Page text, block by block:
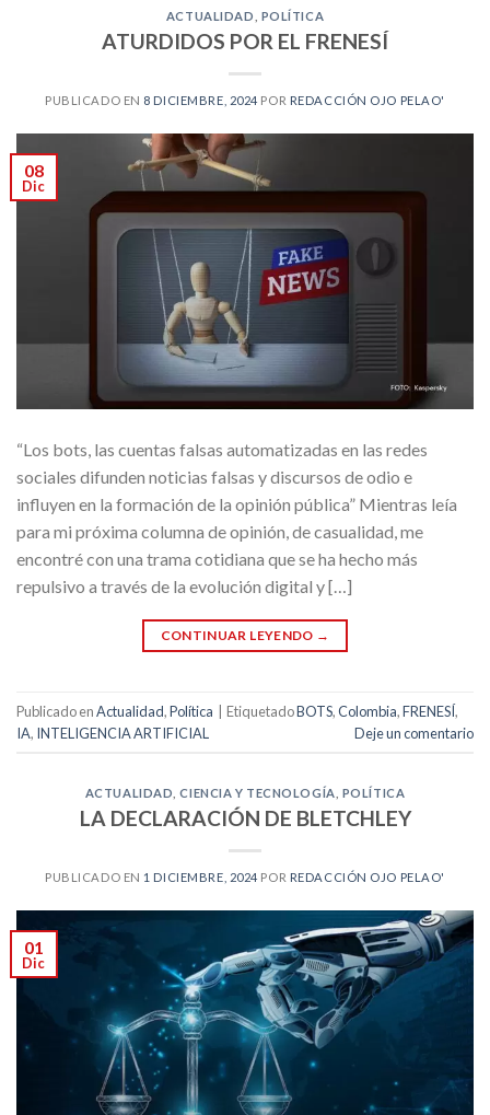
ACTUALIDAD POLÍTICA
ATURDIDOS POR EL FRENESÍ
PUBLICADO EN 8 DICIEMBRE, 2024 POR REDACCIÓN OJO PELAO'
08
Dic
“Los bots, las cuentas falsas automatizadas en las redes
sociales difunden noticias falsas y discursos de odio e
influyen en la formación de la opinión pública” Mientras leía
para mi próxima columna de opinión, de casualidad, me
encontré con una trama cotidiana que se ha hecho más
repulsivo a través de la evolución digital y […]
CONTINUAR LEYENDO →
Publicado enActualidad,Política EtiquetadoBOTS,Colombia,FRENESÍ,
IA, INTELIGENCIA ARTIFICIAL Deje un comentario
ACTUALIDAD ,CIENCIA Y TECNOLOGÍA POLÍTICA
LA DECLARACIÓN DE BLETCHLEY
PUBLICADO EN 1 DICIEMBRE, 2024 POR REDACCIÓN OJO PELAO'
01
Dic